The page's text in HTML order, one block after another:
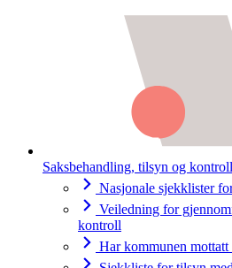
Saksbehandling, tilsyn og kontroll
Nasjonale sjekklister
Veiledning for
kontroll
Har kommunen